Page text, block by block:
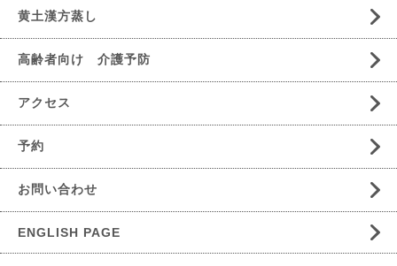
黄土漢方蒸し
高齢者向け 介護予防
アクセス
予約
お問い合わせ
ENGLISH PAGE